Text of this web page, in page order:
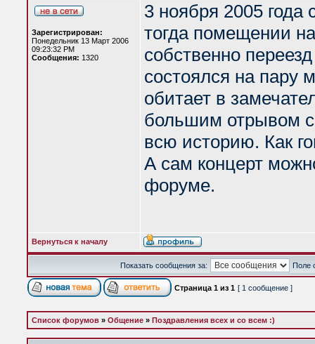
Зарегистрирован:
Понедельник 13 Март 2006
09:23:32 PM
Сообщения: 1320
3 ноября 2005
тогда помещении
собственно
состоялся на пару
обитает в
большим отрывом
всю историю. Как
А сам концерт
форуме.
Вернуться к началу
Показать сообщения за: Поле
Страница 1 из 1 [ 1 сообщение ]
Список форумов » Общение » Поздравления всех и со всем :)